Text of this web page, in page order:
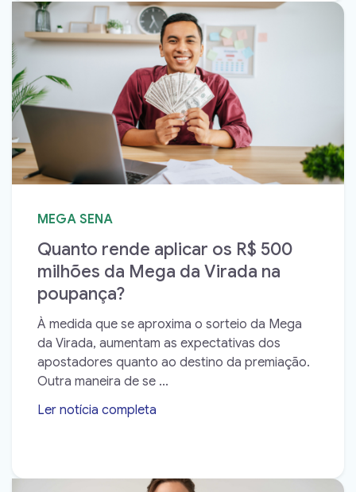
MEGA SENA
Quanto rende aplicar os R$ 500
milhões da Mega da Virada na
poupança?
À medida que se aproxima o sorteio da Mega
da Virada, aumentam as expectativas dos
apostadores quanto ao destino da premiação.
Outra maneira de se ...
Ler notícia completa